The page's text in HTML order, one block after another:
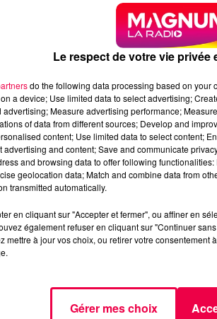
Le respect de votre vie privée
do the following data processing based on your
a device; Use limited data to select advertising;
Measure advertising performance;
of data from different sources; Develop and
content; Use limited data to select content;
advertising and content; Save and communicate
and browsing data to offer following
geolocation data; Match and combine data from
transmitted automatically.
en cliquant sur "Accepter et fermer", ou affiner en
également refuser en cliquant sur "Continuer
mettre à jour vos choix, ou retirer votre consentement
Gérer mes choix